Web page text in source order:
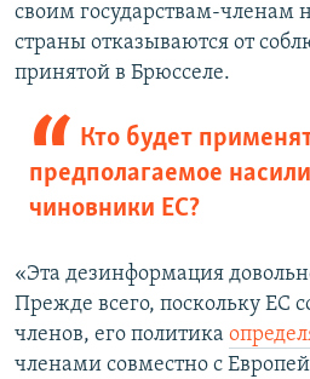
своим государствам-членам
страны отказываются от
принятой в Брюсселе.
Кто будет
предполагаемое
чиновники ЕС?
«Эта дезинформация
Прежде всего, поскольку ЕС
членов, его политика
членами совместно с